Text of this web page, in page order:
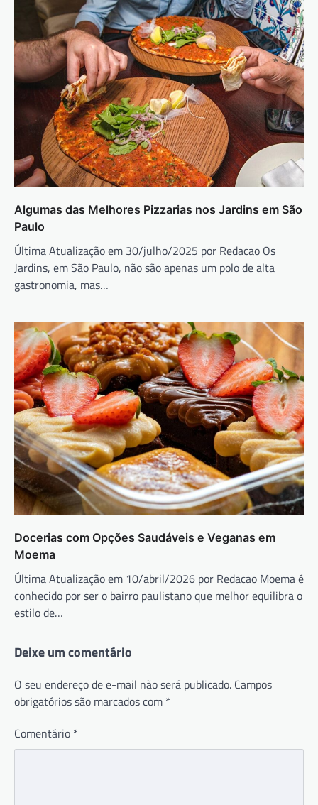
Algumas das Melhores Pizzarias nos Jardins em São
Paulo
Última Atualização em 30/julho/2025 por Redacao Os
Jardins, em São Paulo, não são apenas um polo de alta
gastronomia, mas…
Docerias com Opções Saudáveis e Veganas em
Moema
Última Atualização em 10/abril/2026 por Redacao Moema é
conhecido por ser o bairro paulistano que melhor equilibra o
estilo de…
Deixe um comentário
O seu endereço de e-mail não será publicado. Campos
obrigatórios são marcados com *
Comentário *